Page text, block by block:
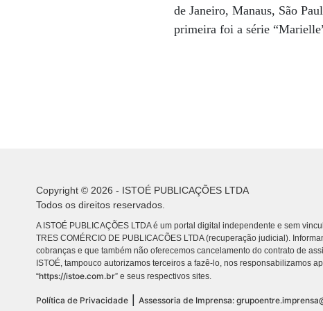
de Janeiro, Manaus, São
primeira foi a série
Copyright © 2026 - ISTOÉ PUBLICAÇÕES LTDA
Todos os direitos reservados.
A ISTOÉ PUBLICAÇÕES LTDA é um portal digital independente e sem
TRES COMÉRCIO DE PUBLICACÕES LTDA (recuperação judicial).
cobranças e que também não oferecemos cancelamento do contrato de
ISTOÉ, tampouco autorizamos terceiros a fazê-lo, nos responsabilizamos
“https://istoe.com.br” e seus respectivos sites.
Política de Privacidade Assessoria de Imprensa: